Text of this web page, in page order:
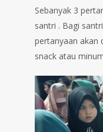
Sebanyak 3
santri . Bagi
pertanyaan akan
snack atau